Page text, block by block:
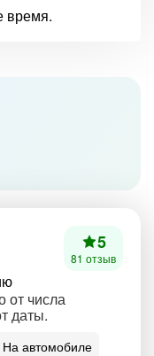
время.
от числа
даты.
5
81 отзыв
На автомобиле